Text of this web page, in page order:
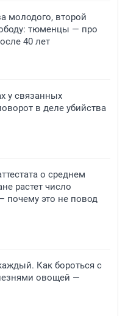
молодого, второй
тюменцы — про
40 лет
у связанных
в деле убийства
о среднем
растет число
почему это не повод
Как бороться с
овощей —